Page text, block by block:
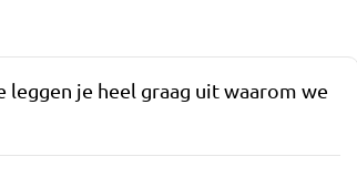
je heel graag uit waarom we